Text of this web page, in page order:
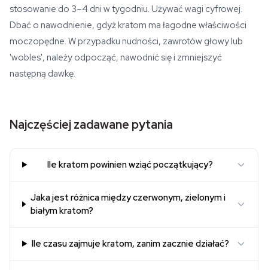
stosowanie do 3–4 dni w tygodniu. Używać wagi cyfrowej.
Dbać o nawodnienie, gdyż kratom ma łagodne właściwości
moczopędne. W przypadku nudności, zawrotów głowy lub
'wobles', należy odpocząć, nawodnić się i zmniejszyć
następną dawkę.
Najczęściej zadawane pytania
Ile kratom powinien wziąć początkujący?
Jaka jest różnica między czerwonym, zielonym i
białym kratom?
Ile czasu zajmuje kratom, zanim zacznie działać?